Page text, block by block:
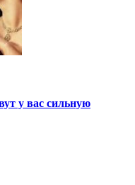
у вас сильную